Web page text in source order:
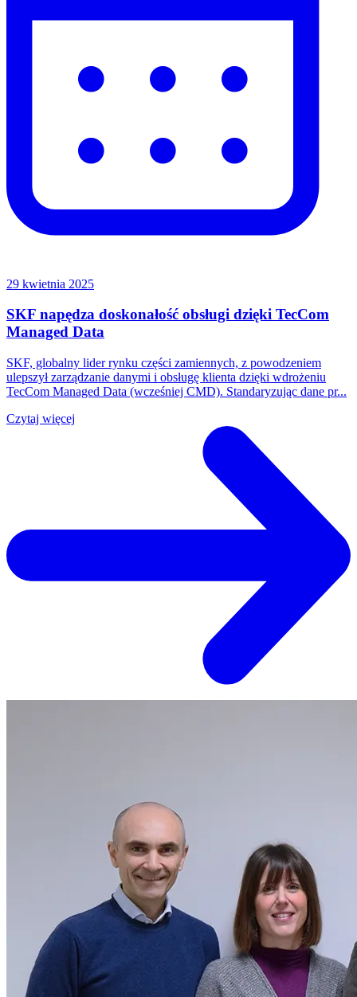
29 kwietnia 2025
SKF napędza doskonałość obsługi dzięki TecCom
Managed Data
SKF, globalny lider rynku części zamiennych, z powodzeniem
ulepszył zarządzanie danymi i obsługę klienta dzięki wdrożeniu
TecCom Managed Data (wcześniej CMD). Standaryzując dane pr...
Czytaj więcej